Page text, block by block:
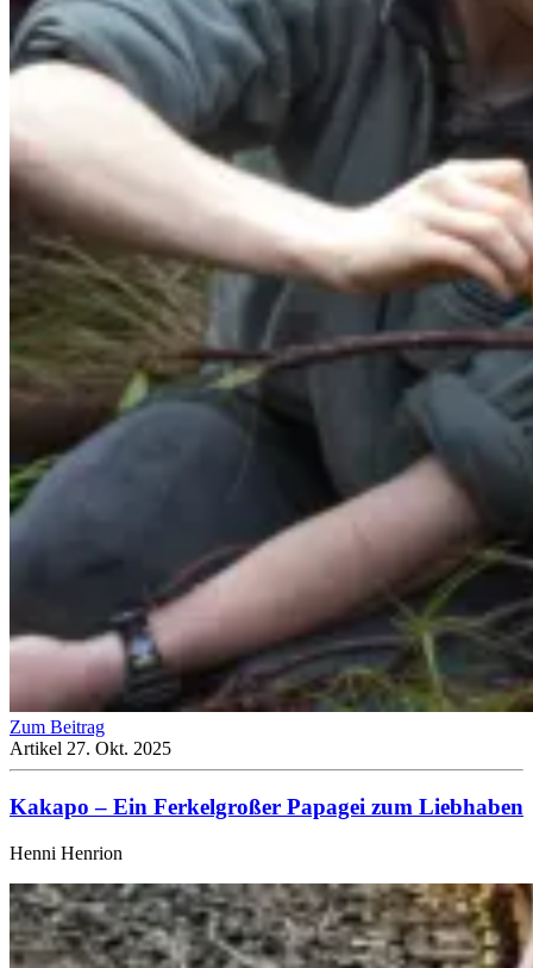
Zum Beitrag
Artikel 27. Okt. 2025
Kakapo – Ein Ferkel­großer Papagei zum Lieb­haben
Henni Henrion